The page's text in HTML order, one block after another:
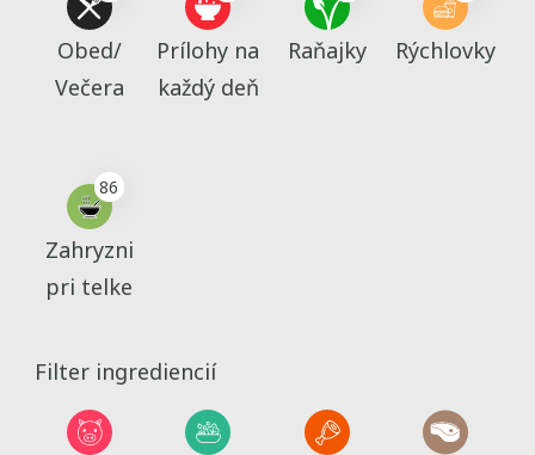
Obed/
Večera
Prílohy na
každý deň
Raňajky Rýchlovky
86
Zahryzni
pri telke
Filter ingrediencií